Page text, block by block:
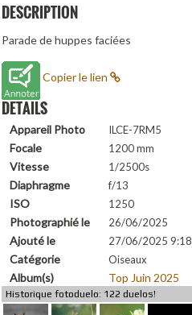
DESCRIPTION
Parade de huppes faciées
Copier le lien
DETAILS
Appareil Photo ILCE-7RM5
Focale 1200 mm
Vitesse 1/2500s
Diaphragme f/13
ISO 1250
Photographié le 26/06/2025
Ajouté le 27/06/2025 9:18
Catégorie Oiseaux
Album(s) Top Juin 2025
Historique fotoduelo: 122 duelos!